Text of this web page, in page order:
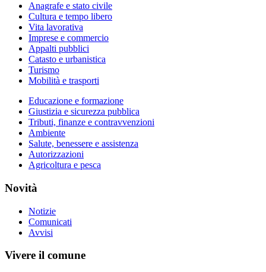
Anagrafe e stato civile
Cultura e tempo libero
Vita lavorativa
Imprese e commercio
Appalti pubblici
Catasto e urbanistica
Turismo
Mobilità e trasporti
Educazione e formazione
Giustizia e sicurezza pubblica
Tributi, finanze e contravvenzioni
Ambiente
Salute, benessere e assistenza
Autorizzazioni
Agricoltura e pesca
Novità
Notizie
Comunicati
Avvisi
Vivere il comune